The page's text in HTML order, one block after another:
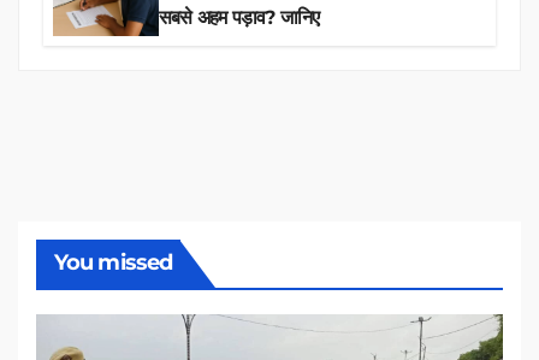
सबसे अहम पड़ाव? जानिए
You missed